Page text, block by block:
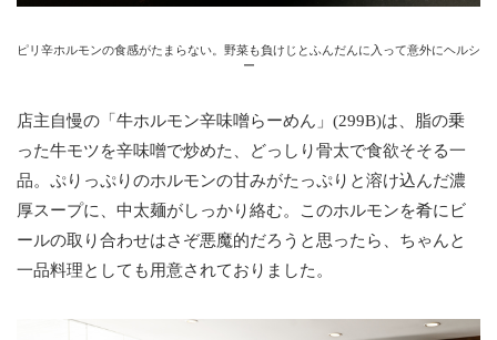
ピリ辛ホルモンの食感がたまらない。野菜も負けじとふんだんに入って意外にヘルシ
ー
店主自慢の「牛ホルモン辛味噌らーめん」(299B)は、脂の乗
った牛モツを辛味噌で炒めた、どっしり骨太で食欲そそる一
品。ぷりっぷりのホルモンの甘みがたっぷりと溶け込んだ濃
厚スープに、中太麺がしっかり絡む。このホルモンを肴にビ
ールの取り合わせはさぞ悪魔的だろうと思ったら、ちゃんと
一品料理としても用意されておりました。